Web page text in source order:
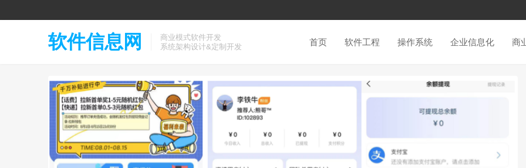
软件信息网
商业模式软件开发
系统架构设计&定制开发
首页 软件工程 操作系统 企业信息化 商